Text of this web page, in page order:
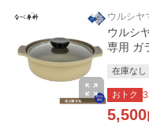
ウルシヤ
ウルシ
専用 ガ
在庫なし
おトク
5,500